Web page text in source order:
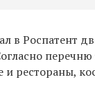
в Роспатент
и рестораны,